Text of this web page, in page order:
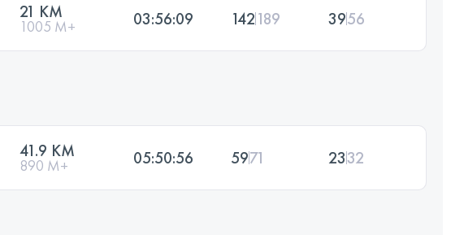
21 KM
1005 M+ 03:56:09 142189 3956
41.9 KM
890 M+ 05:50:56 5971 2332